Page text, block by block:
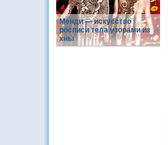
Менди — искусство
росписи тела узорами из
хны